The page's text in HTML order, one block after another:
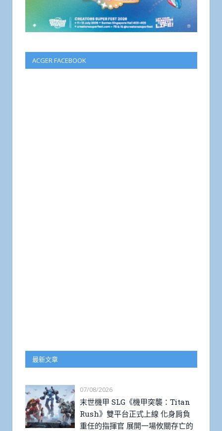
ACGER FACEBOOK
最新文章
07/08/2026
末世機甲 SLG《機甲突襲：Titan
Rush》雙平台正式上線 化身肩負
重任的指揮官 展開一場攸關存亡的